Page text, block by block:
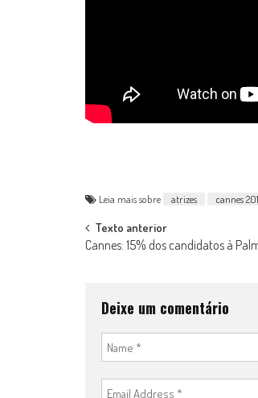
Leia mais sobre atrizes cannes
Post
Texto anterior
Cannes: 15% dos candidatos à
Deixe um comentário